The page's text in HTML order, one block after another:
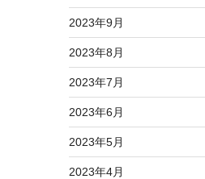
2023年9月
2023年8月
2023年7月
2023年6月
2023年5月
2023年4月